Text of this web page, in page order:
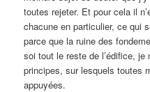
toutes rejeter. Et pour cela il
chacune en particulier, ce qui
parce que la ruine des
soi tout le reste de l’édifice, je
principes, sur lesquels toutes
appuyées.